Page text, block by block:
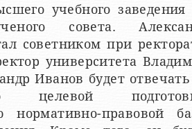
учебного заведения
совета.
советником при
университета
Иванов будет отвечать
целевой
нормативно-правовой